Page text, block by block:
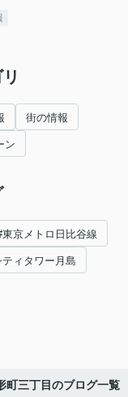
街の情報
ン
東京メトロ日比谷線
ィタワー月島
町三丁目のブログ一覧